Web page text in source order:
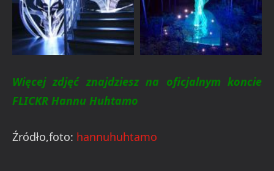
Więcej zdjęć znajdziesz na oficjalnym koncie
FLICKR Hannu Huhtamo
Źródło,foto: hannuhuhtamo